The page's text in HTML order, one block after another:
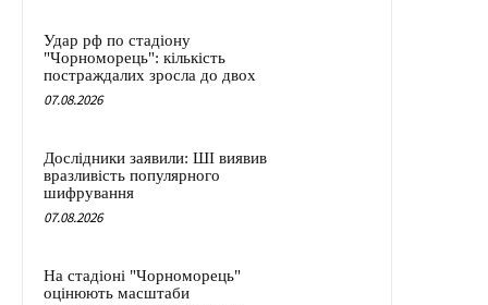
Удар рф по стадіону
"Чорноморець": кількість
постраждалих зросла до двох
07.08.2026
Дослідники заявили: ШІ виявив
вразливість популярного
шифрування
07.08.2026
На стадіоні "Чорноморець"
оцінюють масштаби